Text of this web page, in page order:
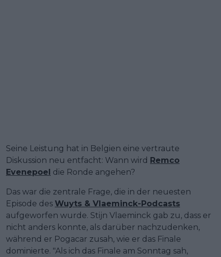
Seine Leistung hat in Belgien eine vertraute
Diskussion neu entfacht: Wann wird Remco
Evenepoel die Ronde angehen?
Das war die zentrale Frage, die in der neuesten
Episode des Wuyts & Vlaeminck-Podcasts
aufgeworfen wurde. Stijn Vlaeminck gab zu, dass er
nicht anders konnte, als darüber nachzudenken,
während er Pogacar zusah, wie er das Finale
dominierte. "Als ich das Finale am Sonntag sah,